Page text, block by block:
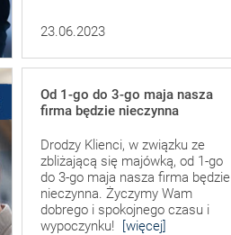
23.06.2023
Od 1-go do 3-go maja nasza
firma będzie nieczynna
Drodzy Klienci, w związku ze
zbliżającą się majówką, od 1-go
do 3-go maja nasza firma będzie
nieczynna. Życzymy Wam
dobrego i spokojnego czasu i
wypoczynku!
[więcej]